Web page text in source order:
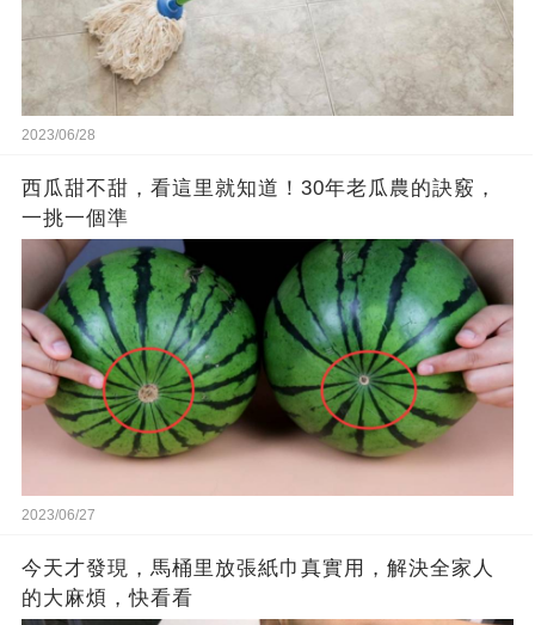
2023/06/28
西瓜甜不甜，看這里就知道！30年老瓜農的訣竅，
一挑一個準
2023/06/27
今天才發現，馬桶里放張紙巾真實用，解決全家人
的大麻煩，快看看